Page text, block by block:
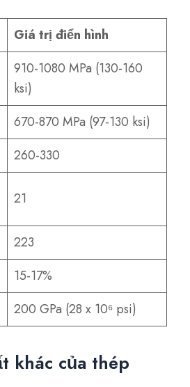
Giá trị điển hình
910-1080 MPa (130-160
ksi)
670-870 MPa (97-130 ksi)
260-330
21
223
15-17%
200 GPa (28 x 10⁶ psi)
khác của thép